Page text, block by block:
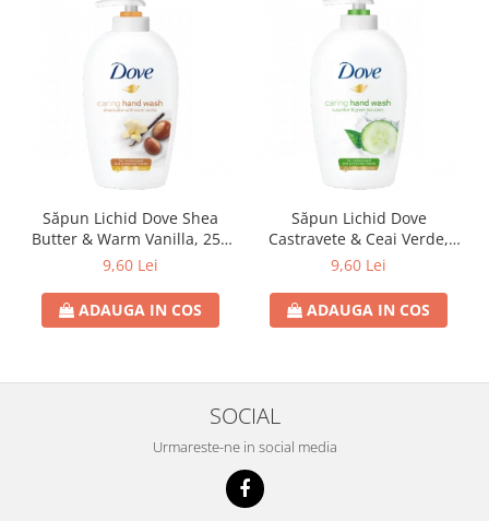
Săpun Lichid Dove Shea
Butter & Warm Vanilla, 250
ml
9,60 Lei
ADAUGA IN COS
Săpun Lichid Dove
Castravete & Ceai Verde,
250 ml
9,60 Lei
ADAUGA IN COS
SOCIAL
Urmareste-ne in social media